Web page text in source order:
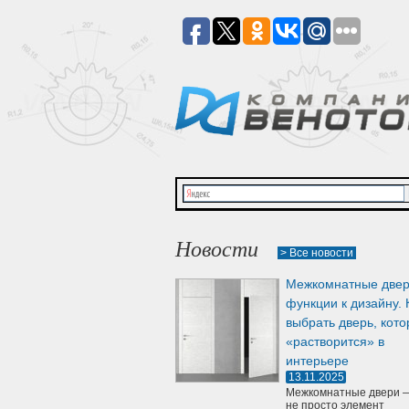
Новости > Все новости
Межкомнатные
функции к дизайну.
выбрать дверь,
«растворится» в
интерьере
13.11.2025
Межкомнатные двери
не просто элемент